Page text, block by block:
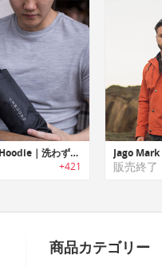
Compact Travel Hoodie｜洗わずに長期着用可能な軽量/コンパクトトラベルパーカー「コンパクトトラベルフーディー」
+421 販売終了
商品カテゴリー